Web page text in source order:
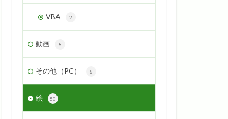
VBA 2
動画 8
その他（PC） 8
絵 50